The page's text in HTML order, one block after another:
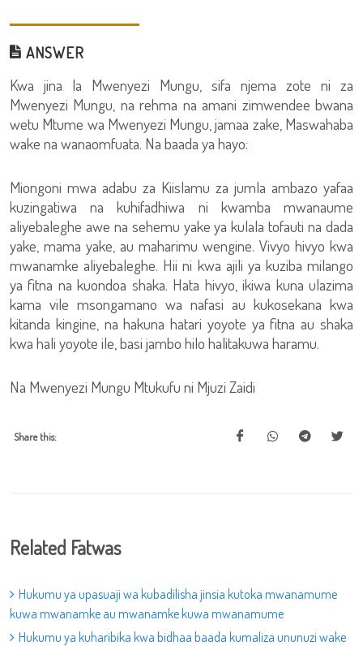
ANSWER
Kwa jina la Mwenyezi Mungu, sifa njema zote ni za
Mwenyezi Mungu, na rehma na amani zimwendee bwana
wetu Mtume wa Mwenyezi Mungu, jamaa zake, Maswahaba
wake na wanaomfuata. Na baada ya hayo:
Miongoni mwa adabu za Kiislamu za jumla ambazo yafaa
kuzingatiwa na kuhifadhiwa ni kwamba mwanaume
aliyebaleghe awe na sehemu yake ya kulala tofauti na dada
yake, mama yake, au maharimu wengine. Vivyo hivyo kwa
mwanamke aliyebaleghe. Hii ni kwa ajili ya kuziba milango
ya fitna na kuondoa shaka. Hata hivyo, ikiwa kuna ulazima
kama vile msongamano wa nafasi au kukosekana kwa
kitanda kingine, na hakuna hatari yoyote ya fitna au shaka
kwa hali yoyote ile, basi jambo hilo halitakuwa haramu.
Na Mwenyezi Mungu Mtukufu ni Mjuzi Zaidi
Share this:
Related Fatwas
Hukumu ya upasuaji wa kubadilisha jinsia kutoka mwanamume
kuwa mwanamke au mwanamke kuwa mwanamume
Hukumu ya kuharibika kwa bidhaa baada kumaliza ununuzi wake